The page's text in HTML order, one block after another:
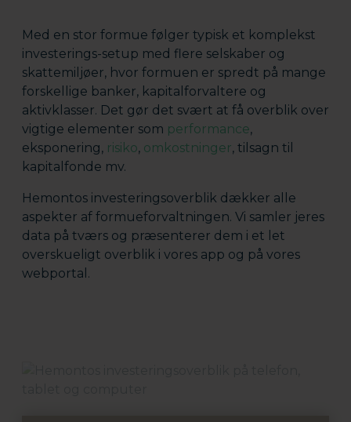
Med en stor formue følger typisk et komplekst
investerings-setup med flere selskaber og
skattemiljøer, hvor formuen er spredt på mange
forskellige banker, kapitalforvaltere og
aktivklasser. Det gør det svært at få overblik over
vigtige elementer som performance,
eksponering, risiko, omkostninger, tilsagn til
kapitalfonde mv.
Hemontos investeringsoverblik dækker alle
aspekter af formueforvaltningen. Vi samler jeres
data på tværs og præsenterer dem i et let
overskueligt overblik i vores app og på vores
webportal.